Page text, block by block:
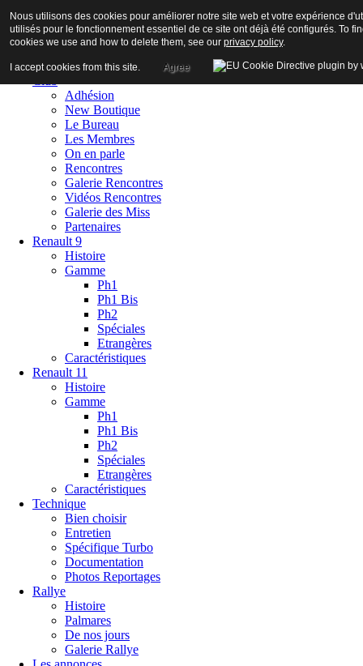
Accueil
Adhésion
New Boutique
Le Bureau
Les Membres
On en parle
Rencontres
Galerie Rencontres
Vidéos Rencontres
Galerie des Miss
Partenaires
Renault 9
Histoire
Gamme
Ph1
Ph1 Bis
Ph2
Spéciales
Etrangères
Caractéristiques
Renault 11
Histoire
Gamme
Ph1
Ph1 Bis
Ph2
Spéciales
Etrangères
Caractéristiques
Technique
Bien choisir
Entretien
Spécifique Turbo
Documentation
Photos Reportages
Rallye
Histoire
Palmares
De nos jours
Galerie Rallye
Nous utilisons des cookies pour améliorer notre site web et votre expérience
utilisés pour le fonctionnement essentiel de ce site ont déjà été configurés. To
cookies we use and how to delete them, see our privacy policy.
I accept cookies from this site. Agree